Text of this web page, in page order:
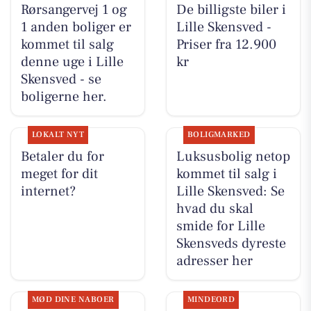
Rørsangervej 1 og
1 anden boliger er
kommet til salg
denne uge i Lille
Skensved - se
boligerne her.
De billigste biler i
Lille Skensved -
Priser fra 12.900
kr
LOKALT NYT
Betaler du for
meget for dit
internet?
BOLIGMARKED
Luksusbolig netop
kommet til salg i
Lille Skensved: Se
hvad du skal
smide for Lille
Skensveds dyreste
adresser her
MØD DINE NABOER MINDEORD